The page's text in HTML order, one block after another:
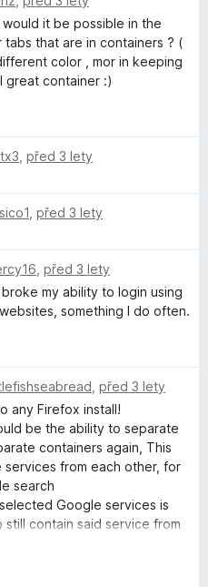
it be possible in the
that are in containers ? (
color , mor in keeping
great container :)
před 3 lety
před 3 lety
před 3 lety
my ability to login using
something I do often.
před 3 lety
any Firefox install!
be the ability to separate
containers again, This
from each other, for
search
Google services is
contain said service from